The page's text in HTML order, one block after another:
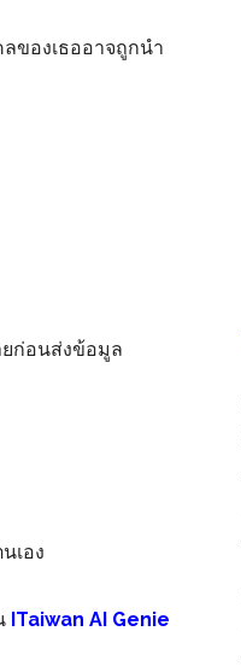
ของเธออาจถูกนำ
ก่อนส่งข้อมูล
เอง
ITaiwan AI Genie